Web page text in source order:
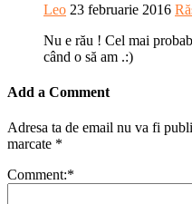
Leo 23 februarie 2016
Nu e rău ! Cel mai
când o să am .:)
Add a Comment
Adresa ta de email nu va fi
marcate *
Comment:*